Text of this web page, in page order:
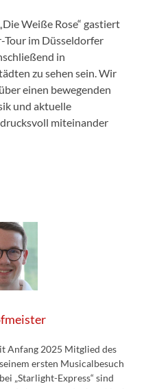
Weiße Rose“ gastiert
Tour im Düsseldorfer
in
zu sehen sein. Wir
einen bewegenden
und aktuelle
miteinander
Anfang 2025 Mitglied des
ersten Musicalbesuch
„Starlight-Express“ sind